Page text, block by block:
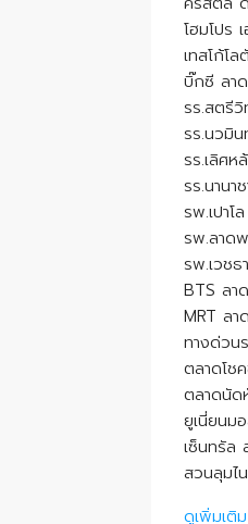
โฮมโปร
เทสโก้โ
บิ๊กซี ลา
รร.สตรี
รร.นวมิ
รร.เลิศ
รร.นาน
รพ.เปา
รพ.ลาด
รพ.เวช
BTS ลา
MRT ล
ทางด่วน
ตลาดโช
ตลาดนัด
ยูเนี่ยนม
เซ็นทรัล
สวนลุมไ
ดูเพิ่มเติม